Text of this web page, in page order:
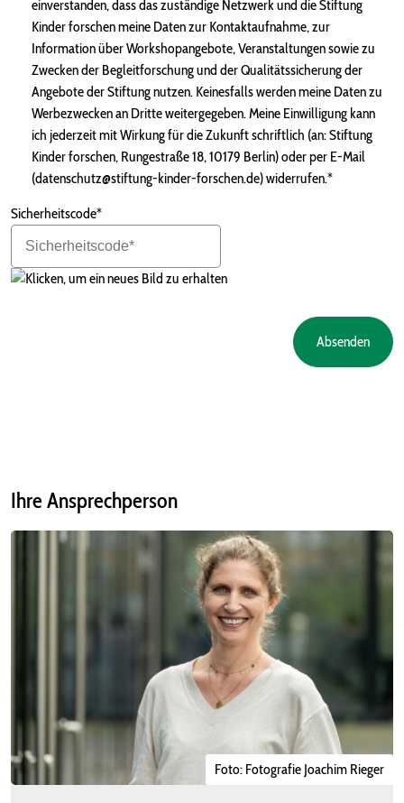
einverstanden, dass das zuständige Netzwerk und die Stiftung
Kinder forschen meine Daten zur Kontaktaufnahme, zur
Information über Workshopangebote, Veranstaltungen sowie zu
Zwecken der Begleitforschung und der Qualitätssicherung der
Angebote der Stiftung nutzen. Keinesfalls werden meine Daten zu
Werbezwecken an Dritte weitergegeben. Meine Einwilligung kann
ich jederzeit mit Wirkung für die Zukunft schriftlich (an: Stiftung
Kinder forschen, Rungestraße 18, 10179 Berlin) oder per E-Mail
(datenschutz@stiftung-kinder-forschen.de) widerrufen.*
Sicherheitscode*
Absenden
Ihre Ansprechperson
Foto: Fotografie Joachim Rieger